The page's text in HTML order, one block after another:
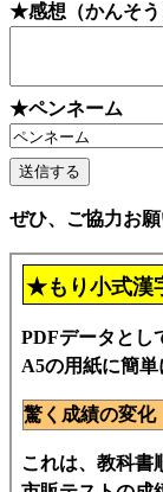
★感想（かんそう
★ペンネーム
ぜひ、ご協力お願